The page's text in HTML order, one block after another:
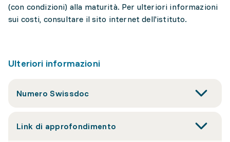
(con condizioni) alla maturità. Per ulteriori informazioni
sui costi, consultare il sito internet dell'istituto.
Ulteriori informazioni
Numero Swissdoc
Link di approfondimento